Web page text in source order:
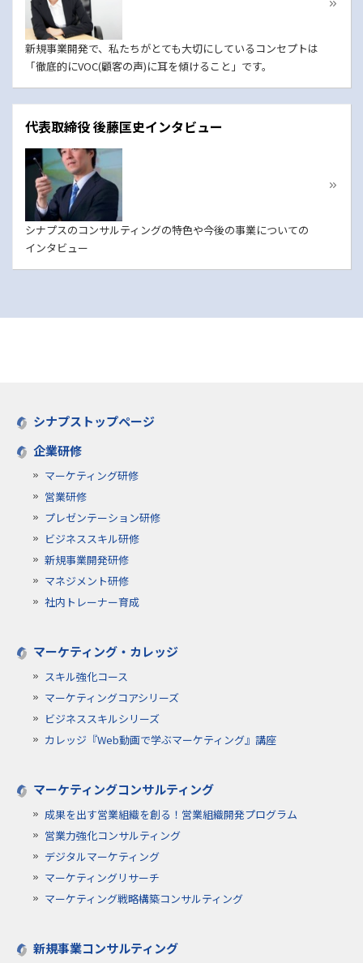
新規事業開発で、私たちがとても大切にしているコンセプトは
「徹底的にVOC(顧客の声)に耳を傾けること」です。
代表取締役 後藤匡史インタビュー
シナプスのコンサルティングの特色や今後の事業についての
インタビュー
シナプストップページ
企業研修
マーケティング研修
営業研修
プレゼンテーション研修
ビジネススキル研修
新規事業開発研修
マネジメント研修
社内トレーナー育成
マーケティング・カレッジ
スキル強化コース
マーケティングコアシリーズ
ビジネススキルシリーズ
カレッジ『Web動画で学ぶマーケティング』講座
マーケティングコンサルティング
成果を出す営業組織を創る！営業組織開発プログラム
営業力強化コンサルティング
デジタルマーケティング
マーケティングリサーチ
マーケティング戦略構築コンサルティング
新規事業コンサルティング